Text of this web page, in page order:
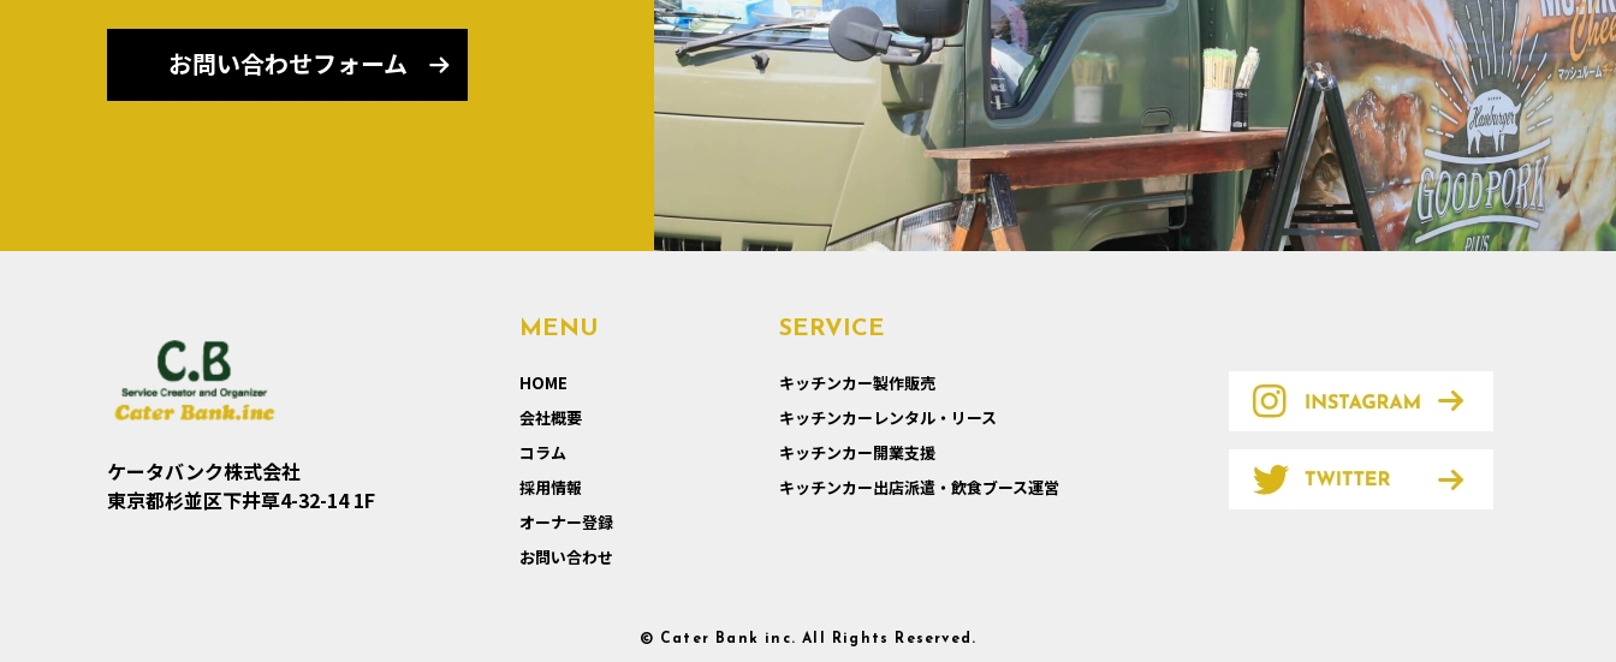
お問い合わせフォーム
ケータバンク株式会社
東京都杉並区下井草4-32-14 1F
MENU
HOME
会社概要
コラム
採用情報
オーナー登録
お問い合わせ
SERVICE
キッチンカー製作販売
キッチンカーレンタル・リース
キッチンカー開業支援
キッチンカー出店派遣・飲食ブース運営
© Cater Bank inc. All Rights Reserved.